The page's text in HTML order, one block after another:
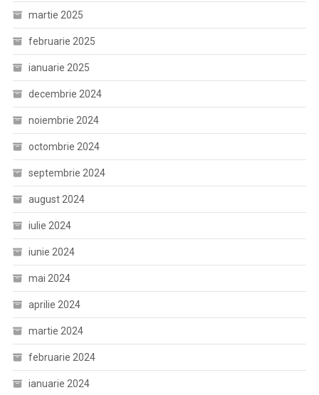
martie 2025
februarie 2025
ianuarie 2025
decembrie 2024
noiembrie 2024
octombrie 2024
septembrie 2024
august 2024
iulie 2024
iunie 2024
mai 2024
aprilie 2024
martie 2024
februarie 2024
ianuarie 2024